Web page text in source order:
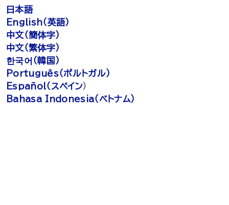
日本語
English（英語）
中文（簡体字）
中文（繁体字）
한국어（韓国）
Português（ポルトガル）
Español（スペイン）
Bahasa Indonesia（ベトナム）